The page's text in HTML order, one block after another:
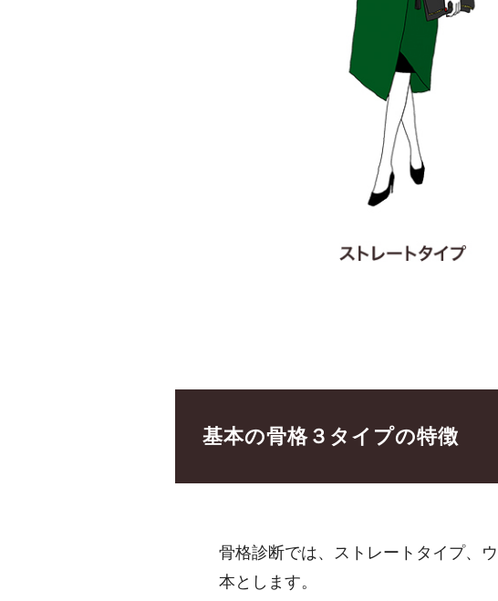
基本の骨格３タイプの特徴
骨格診断では、ストレートタイプ、
本とします。